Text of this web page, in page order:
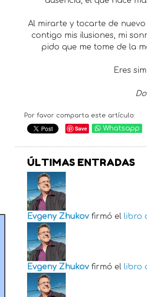
Al mirarte y tocarte de
contigo mis ilusiones, mi
pido que me tome de la
Eres
Por favor comparta este artículo:
Save Whatsapp
ÚLTIMAS ENTRADAS
Evgeny Zhukov firmó el libro
Evgeny Zhukov firmó el libro